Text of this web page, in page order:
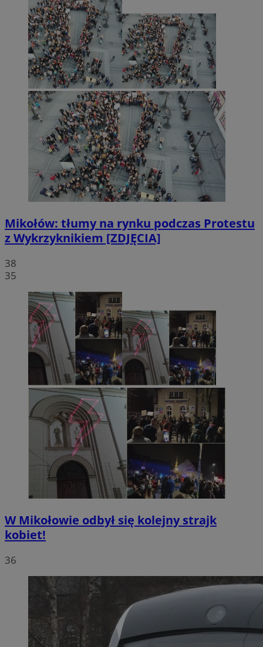
Mikołów: tłumy na rynku podczas Protestu
z Wykrzyknikiem [ZDJĘCIA]
38
35
W Mikołowie odbył się kolejny strajk
kobiet!
36